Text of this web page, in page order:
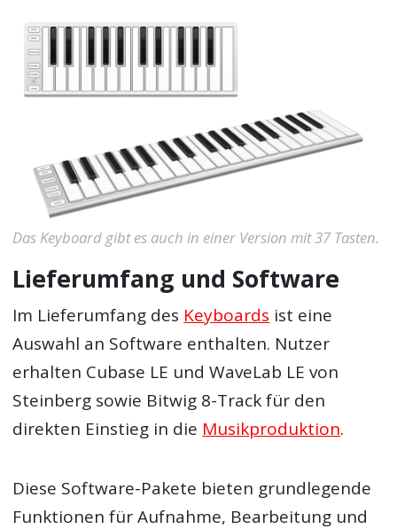
Das Keyboard gibt es auch in einer Version mit 37 Tasten.
Lieferumfang und Software
Im Lieferumfang des Keyboards ist eine
Auswahl an Software enthalten. Nutzer
erhalten Cubase LE und WaveLab LE von
Steinberg sowie Bitwig 8-Track für den
direkten Einstieg in die Musikproduktion.
Diese Software-Pakete bieten grundlegende
Funktionen für Aufnahme, Bearbeitung und